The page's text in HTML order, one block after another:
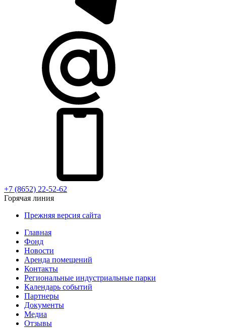
+7 (8652) 22-52-62
Горячая линия
Прежняя версия сайта
Главная
Фонд
Новости
Аренда помещений
Контакты
Региональные индустриальные парки
Календарь событий
Партнеры
Документы
Медиа
Отзывы